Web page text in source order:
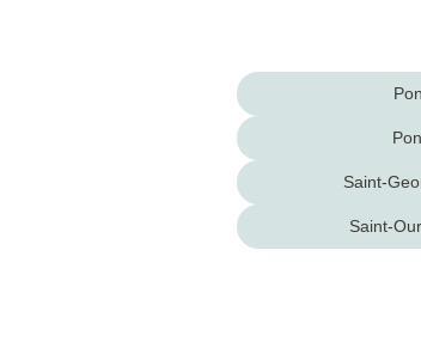
Saint-
Saint-